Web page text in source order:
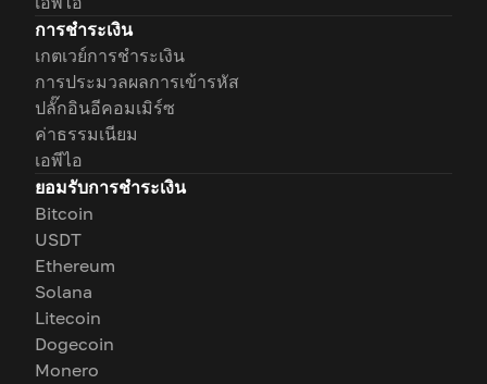
การชำระเงิน
เกตเวย์การชำระเงิน
การประมวลผลการเข้ารหัส
ปลั๊กอินอีคอมเมิร์ซ
ค่าธรรมเนียม
เอพีไอ
ยอมรับการชำระเงิน
Bitcoin
USDT
Ethereum
Solana
Litecoin
Dogecoin
Monero